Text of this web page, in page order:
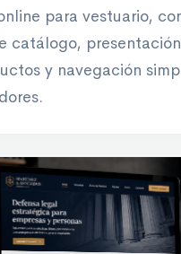
para vestuario,
catálogo,
y navegación